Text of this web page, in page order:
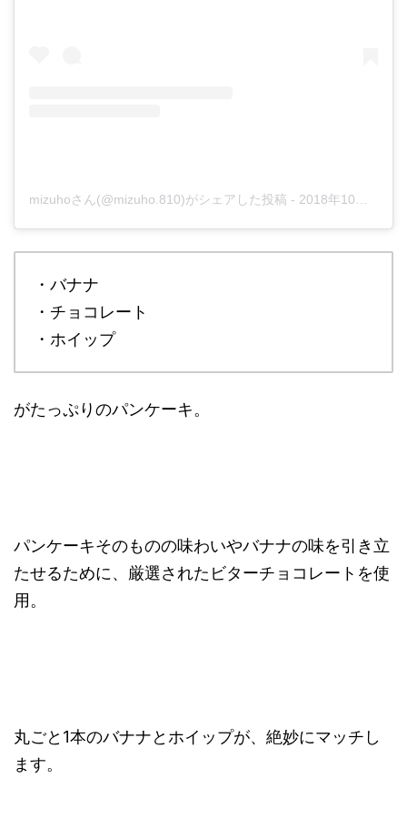
mizuhoさん(@mizuho.810)がシェアした投稿 - 2018年10月月17日午後10時09分PDT
・バナナ
・チョコレート
・ホイップ
がたっぷりのパンケーキ。
パンケーキそのものの味わいやバナナの味を引き立
たせるために、厳選されたビターチョコレートを使
用。
丸ごと1本のバナナとホイップが、絶妙にマッチし
ます。